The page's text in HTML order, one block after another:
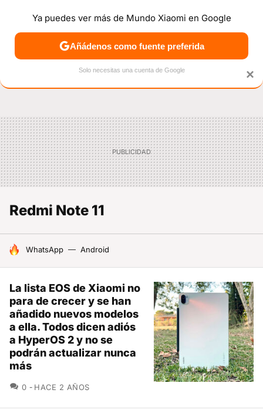
NOTICIAS MÓVILES TUTORIALES OFERTAS
Redmi Note 11
HOY SE HABLA DE
WhatsApp Android
La lista EOS de Xiaomi no
para de crecer y se han
añadido nuevos modelos
a ella. Todos dicen adiós
a HyperOS 2 y no se
podrán actualizar nunca
más
0 COMENTARIOS
HACE 2 AÑOS
×
Ya puedes ver más de Mundo Xiaomi en Google
Añádenos como fuente preferida
Solo necesitas una cuenta de Google